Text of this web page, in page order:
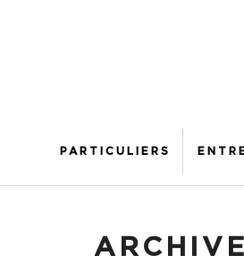
PARTICULIERS